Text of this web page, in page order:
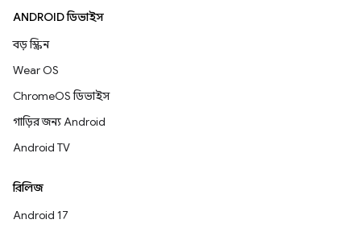
ANDROID ডিভাইস
বড় স্ক্রিন
Wear OS
ChromeOS ডিভাইস
গাড়ির জন্য Android
Android TV
রিলিজ
Android 17